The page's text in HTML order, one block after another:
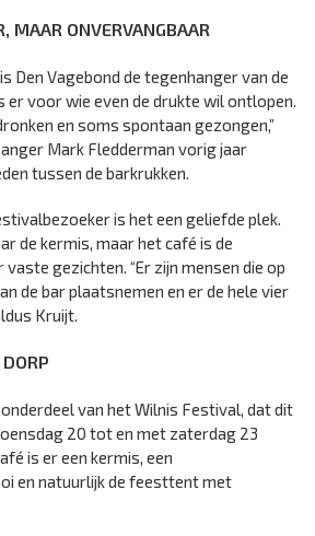
MAAR ONVERVANGBAAR
Den Vagebond de tegenhanger van de
er voor wie even de drukte wil ontlopen.
en soms spontaan gezongen,”
Mark Fledderman vorig jaar
tussen de barkrukken.
is het een geliefde plek.
de kermis, maar het café is de
gezichten. “Er zijn mensen die op
de bar plaatsnemen en er de hele vier
Kruijt.
van het Wilnis Festival, dat dit
20 tot en met zaterdag 23
is er een kermis, een
en natuurlijk de feesttent met